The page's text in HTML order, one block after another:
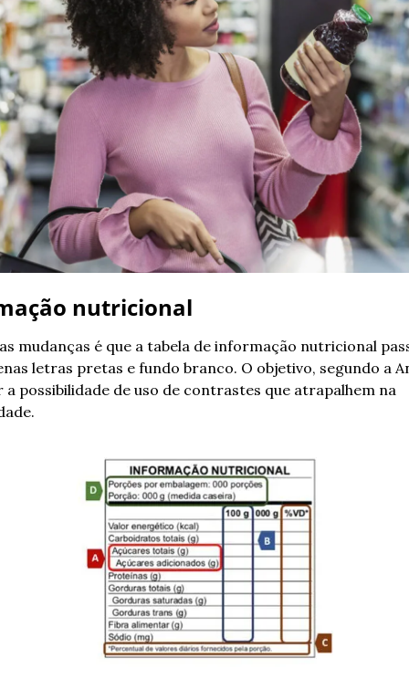
nutricional
mudanças é que a tabela de informação nutricional
letras pretas e fundo branco. O objetivo, segundo a
a possibilidade de uso de contrastes que atrapalhem na